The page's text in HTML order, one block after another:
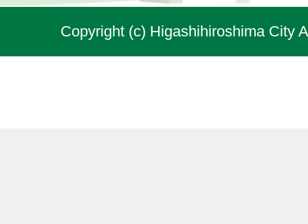
Copyright (c) Higashihiroshima City